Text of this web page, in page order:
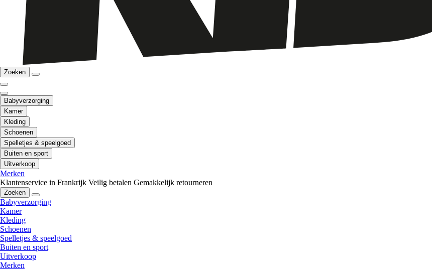
Zoeken
Babyverzorging
Kamer
Kleding
Schoenen
Spelletjes & speelgoed
Buiten en sport
Uitverkoop
Merken
Klantenservice in Frankrijk Veilig betalen Gemakkelijk retourneren
Zoeken
Babyverzorging
Kamer
Kleding
Schoenen
Spelletjes & speelgoed
Buiten en sport
Uitverkoop
Merken